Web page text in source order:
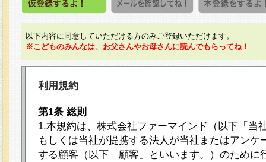
以下内容に同意していただける方のみご登録いただけます。
※こどものみんなは、お父さんやお母さんに読んでもらってね！
利用規約
第1条 総則
1.本規約は、株式会社ファーマインド（以下「当
もしくは当社が提携する法人が当社またはアンケ
する顧客（以下「顧客」といいます。）のために